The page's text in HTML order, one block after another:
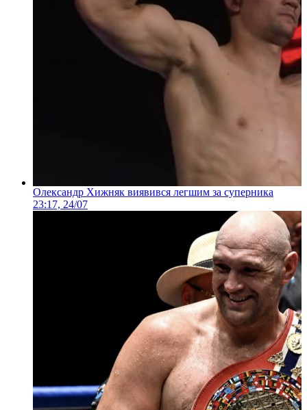
Олександр Хижняк виявився легшим за суперника
23:17, 24/07